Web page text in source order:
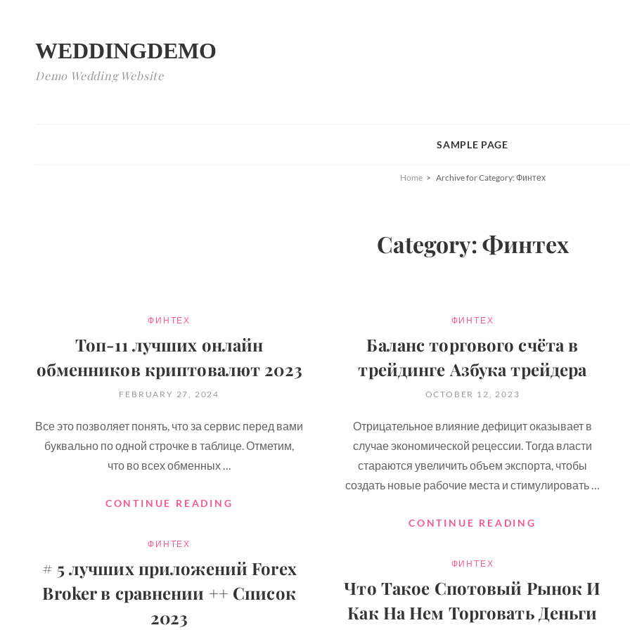
WEDDINGDEMO
Demo Wedding Website
SAMPLE PAGE
Home > Archive forCategory:Финтех
Category:Финтех
CATEGORIES
ФИНТЕХ
Топ-11 лучших онлайн
обменников криптовалют 2023
POSTED
FEBRUARY 27, 2024
Все это позволяет понять, что за сервис перед вами
буквально по одной строчке в таблице. Отметим,
что во всех обменных …
CONTINUE READING
КРИПТОВАЛЮТ
2023
CATEGORIES
ФИНТЕХ
Баланс торгового счёта в
трейдинге Азбука трейдера
POSTED
OCTOBER 12, 2023
Отрицательное влияние дефицит оказывает в
случае экономической рецессии. Тогда власти
стараются увеличить объем экспорта, чтобы
создать новые рабочие места и стимулировать …
CONTINUE READING
ТРЕЙДИНГЕ
АЗБУКА
ТРЕЙДЕРА
CATEGORIES
ФИНТЕХ
# 5 лучших приложений Forex
Broker в сравнении ++ Список
2023
CATEGORIES
ФИНТЕХ
Что Такое Спотовый Рынок И
Как На Нем Торговать Деньги